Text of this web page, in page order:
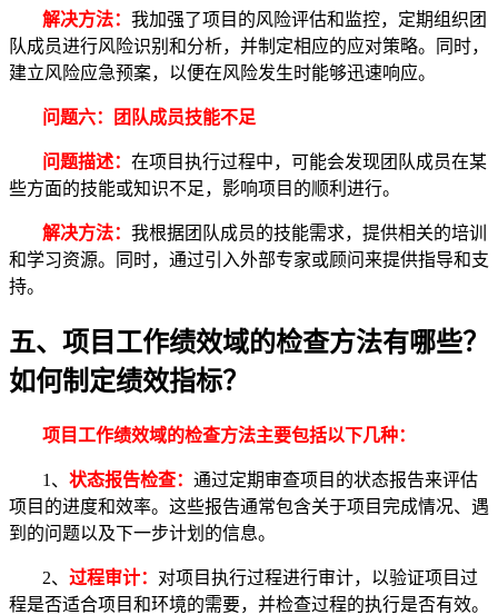
解决方法： 我加强了项目的风险评估和监控，定期组织团
队成员进行风险识别和分析，并制定相应的应对策略。同时，
建立风险应急预案，以便在风险发生时能够迅速响应。
问题六：团队成员技能不足
问题描述： 在项目执行过程中，可能会发现团队成员在某
些方面的技能或知识不足，影响项目的顺利进行。
解决方法： 我根据团队成员的技能需求，提供相关的培训
和学习资源。同时，通过引入外部专家或顾问来提供指导和支
持。
五、项目工作绩效域的检查方法有哪些？
如何制定绩效指标？
项目工作绩效域的检查方法主要包括以下几种：
1、 状态报告检查： 通过定期审查项目的状态报告来评估
项目的进度和效率。这些报告通常包含关于项目完成情况、遇
到的问题以及下一步计划的信息。
2、 过程审计： 对项目执行过程进行审计，以验证项目过
程是否适合项目和环境的需要，并检查过程的执行是否有效。